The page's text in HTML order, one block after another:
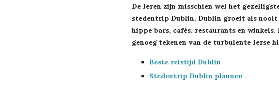
De Ieren zijn misschien wel het
stedentrip Dublin. Dublin groeit als
hippe bars, cafés, restaurants en
genoeg tekenen van de turbulente Ierse
Beste reistijd Dublin
Stedentrip Dublin plannen